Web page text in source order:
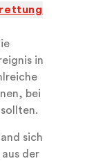
in
bei
sich
der